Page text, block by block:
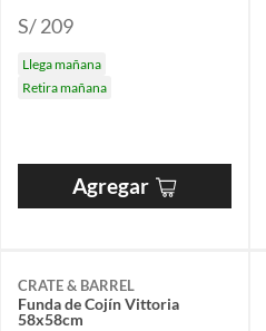
S/ 209
Llega mañana
Retira mañana
Agregar
CRATE & BARREL
Funda de Cojín Vittoria
58x58cm